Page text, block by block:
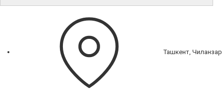
Ташкент, Чиланзар